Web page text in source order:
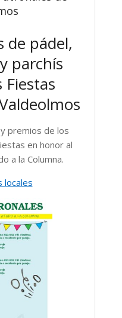
de pádel,
parchís
premios de los
en honor al
a la Columna.
locales